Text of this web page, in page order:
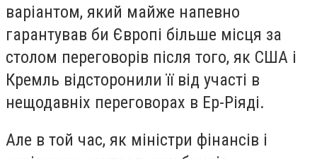
варіантом, який майже напевно
гарантував би Європі більше місця за
столом переговорів після того, як США і
Кремль відсторонили її від участі в
нещодавніх переговорах в Ер-Ріяді.
Але в той час, як міністри фінансів і